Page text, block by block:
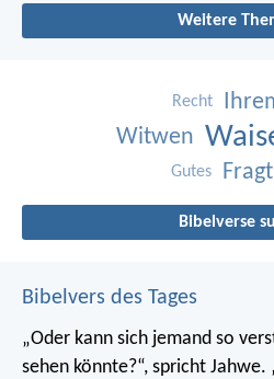
Weitere
Recht
Witwen
Gutes Fragt
Bibelverse
Bibelvers des Tages
„Oder kann sich jemand so
sehen könnte?“, spricht